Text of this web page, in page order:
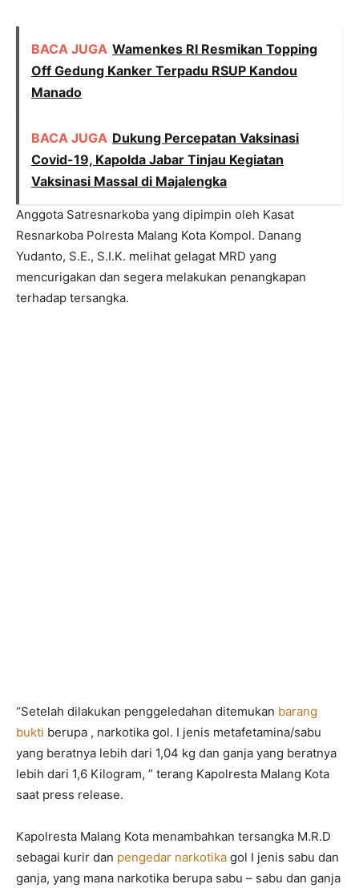
BACA JUGA Wamenkes RI Resmikan Topping
Off Gedung Kanker Terpadu RSUP Kandou
Manado
BACA JUGA Dukung Percepatan Vaksinasi
Covid-19, Kapolda Jabar Tinjau Kegiatan
Vaksinasi Massal di Majalengka
Anggota Satresnarkoba yang dipimpin oleh Kasat
Resnarkoba Polresta Malang Kota Kompol. Danang
Yudanto, S.E., S.I.K. melihat gelagat MRD yang
mencurigakan dan segera melakukan penangkapan
terhadap tersangka.
“Setelah dilakukan penggeledahan ditemukan barang
bukti berupa , narkotika gol. I jenis metafetamina/sabu
yang beratnya lebih dari 1,04 kg dan ganja yang beratnya
lebih dari 1,6 Kilogram, ” terang Kapolresta Malang Kota
saat press release.
Kapolresta Malang Kota menambahkan tersangka M.R.D
sebagai kurir dan pengedar narkotika gol I jenis sabu dan
ganja, yang mana narkotika berupa sabu – sabu dan ganja